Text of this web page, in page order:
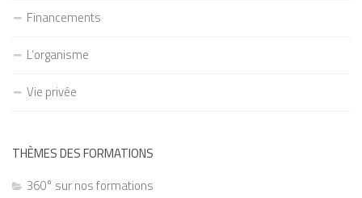
Financements
L’organisme
Vie privée
THÈMES DES FORMATIONS
360° sur nos formations